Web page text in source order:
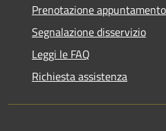
Prenotazione appuntamento
Segnalazione disservizio
Leggi le FAQ
Richiesta assistenza